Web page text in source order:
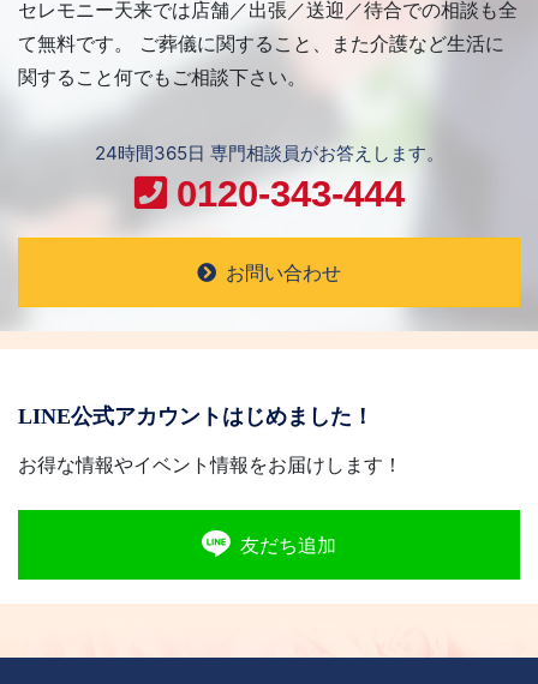
セレモニー天来では店舗／出張／送迎／待合での相談も全
て無料です。 ご葬儀に関すること、また介護など生活に
関すること何でもご相談下さい。
24時間365日 専門相談員がお答えします。
0120-343-444
お問い合わせ
LINE公式アカウントはじめました！
お得な情報やイベント情報をお届けします！
友だち追加